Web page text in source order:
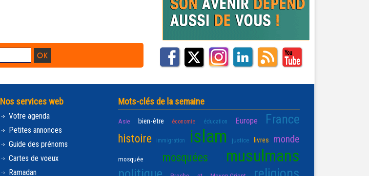
Nos services web
Votre agenda
Petites annonces
Guide des prénoms
Cartes de voeux
Ramadan
Mots-clés de la semaine
Asie bien-être économie éducation Europe France
histoire immigration islam justice livres monde
mosquée mosquées musulmans